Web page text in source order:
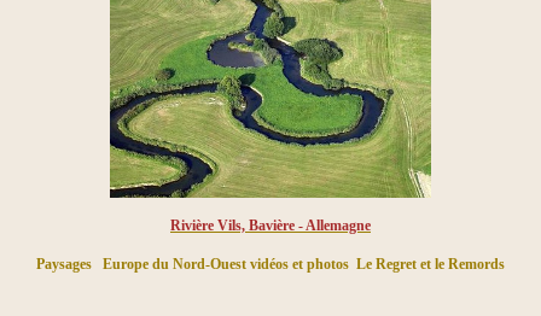
Rivière Vils, Bavière - Allemagne
Paysages Europe du Nord-Ouest vidéos et photos Le Regret et le Remords